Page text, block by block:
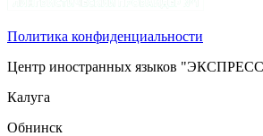
Политика конфиденциальности
Центр иностранных языков
Калуга
Обнинск